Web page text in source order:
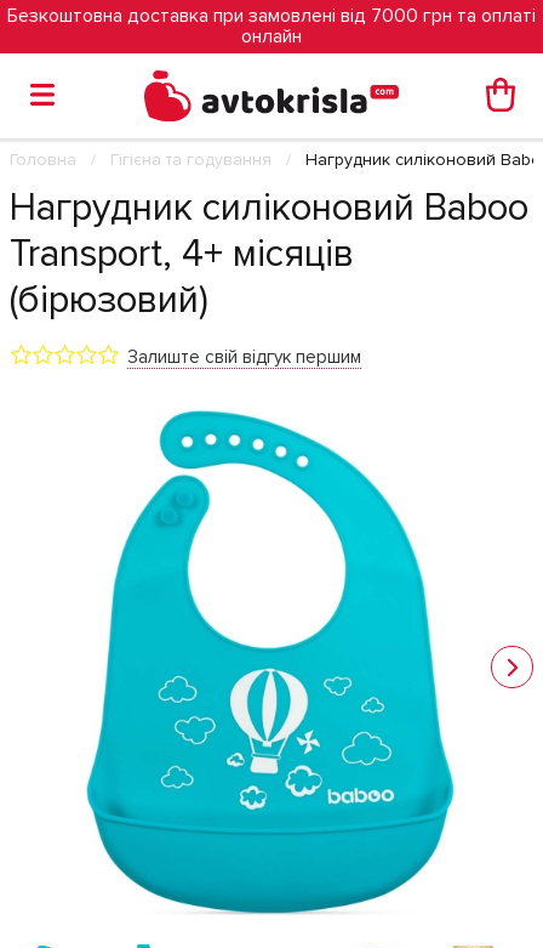
Безкоштовна доставка при замовлені від 7000 грн та оплаті
онлайн
Головна Гігієна та годування Нагрудник силіконовий
Нагрудник силіконовий Baboo
Transport, 4+ місяців
(бірюзовий)
Залиште свій відгук першим